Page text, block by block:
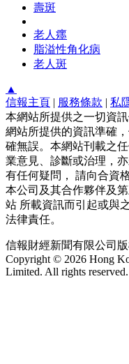
壽斑
老人癦
脂溢性角化病
老人斑
▲
信報主頁 | 服務條款 | 私
本網站所提供之一切資
網站所提供的資訊準確
確無誤。本網站刊載之
業意見、診斷或治理，
有任何疑問， 請向合資
本公司及其合作夥伴及
站 所載資訊而引起或與
法律責任。
信報財經新聞有限公司
Copyright © 2026 Hong
Limited. All rights reserved.